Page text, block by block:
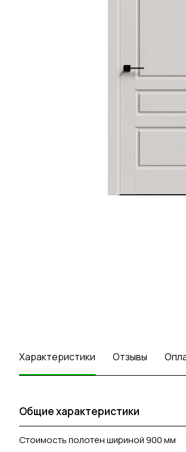
Характеристики Отзывы
Общие характеристики
Стоимость полотен шириной 900 мм